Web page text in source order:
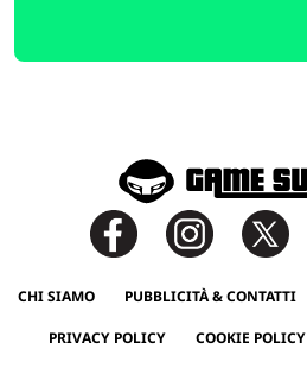
CHI SIAMO PUBBLICITÀ & CONTATTI
PRIVACY POLICY COOKIE POLICY